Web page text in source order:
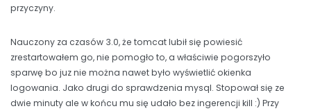
przyczyny.
Nauczony za czasów 3.0, że tomcat lubił się powiesić
zrestartowałem go, nie pomogło to, a właściwie pogorszyło
sparwę bo juz nie można nawet było wyświetlić okienka
logowania. Jako drugi do sprawdzenia mysql. Stopował się ze
dwie minuty ale w końcu mu się udało bez ingerencji kill :) Przy